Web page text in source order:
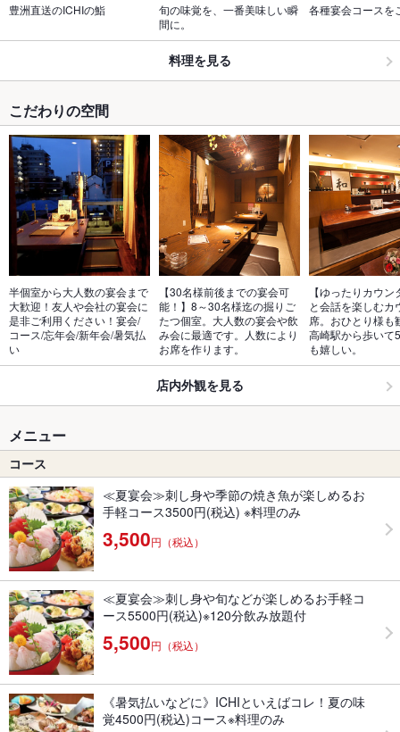
豊洲直送のICHIの鮨
旬の味覚を、一番美味しい瞬
間に。
各種宴会コースを
料理を見る
こだわりの空間
半個室から大人数の宴会まで
大歓迎！友人や会社の宴会に
是非ご利用ください！宴会/
コース/忘年会/新年会/暑気払
い
【30名様前後までの宴会可
能！】8～30名様迄の掘りご
たつ個室。大人数の宴会や飲
み会に最適です。人数により
お席を作ります。
【ゆったりカウ
と会話を楽しむカ
席。おひとり様も
高崎駅から歩いて
も嬉しい。
店内外観を見る
メニュー
コース
≪夏宴会≫刺し身や季節の焼き魚が楽しめるお
手軽コース3500円(税込) ※料理のみ
3,500円（税込）
≪夏宴会≫刺し身や旬などが楽しめるお手軽コ
ース5500円(税込)※120分飲み放題付
5,500円（税込）
《暑気払いなどに》ICHIといえばコレ！夏の味
覚4500円(税込)コース※料理のみ